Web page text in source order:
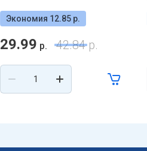
Экономия 12.85 р.
29.99 р. 42.84р.